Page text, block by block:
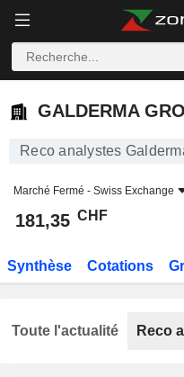
GALDERMA GROUP AG
GALDERMA
Reco analystes
Marché Fermé - Swiss Exchange
181,35 CHF
Synthèse Cotations
Toute l'actualité Reco